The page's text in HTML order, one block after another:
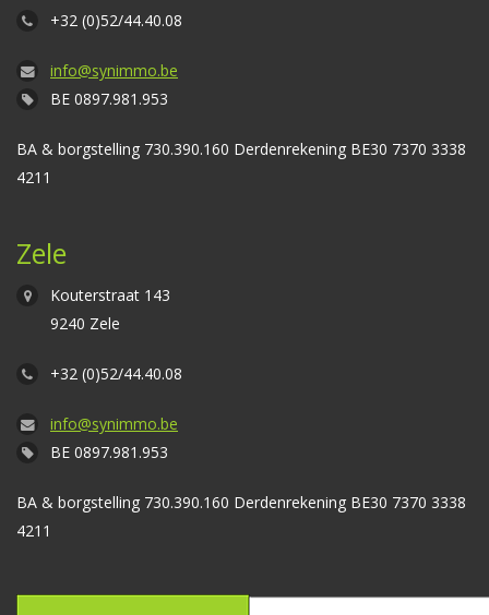
+32 (0)52/44.40.08
info@synimmo.be
BE 0897.981.953
BA & borgstelling 730.390.160 Derdenrekening BE30 7370 3338
4211
Zele
Kouterstraat 143
9240 Zele
+32 (0)52/44.40.08
info@synimmo.be
BE 0897.981.953
BA & borgstelling 730.390.160 Derdenrekening BE30 7370 3338
4211